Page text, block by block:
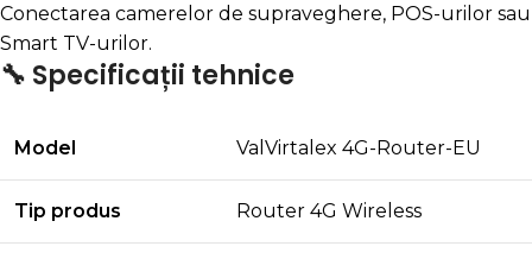
Conectarea camerelor de supraveghere, POS-urilor sau
Smart TV-urilor.
🔧 Specificații tehnice
Model ValVirtalex 4G-Router-EU
Tip produs Router 4G Wireless